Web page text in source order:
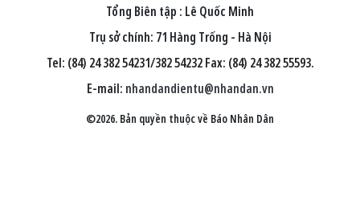
Tổng Biên tập : Lê Quốc Minh
Trụ sở chính: 71 Hàng Trống - Hà Nội
Tel: (84) 24 382 54231/382 54232 Fax: (84) 24 382 55593.
E-mail: nhandandientu@nhandan.vn
©2026. Bản quyền thuộc về Báo Nhân Dân